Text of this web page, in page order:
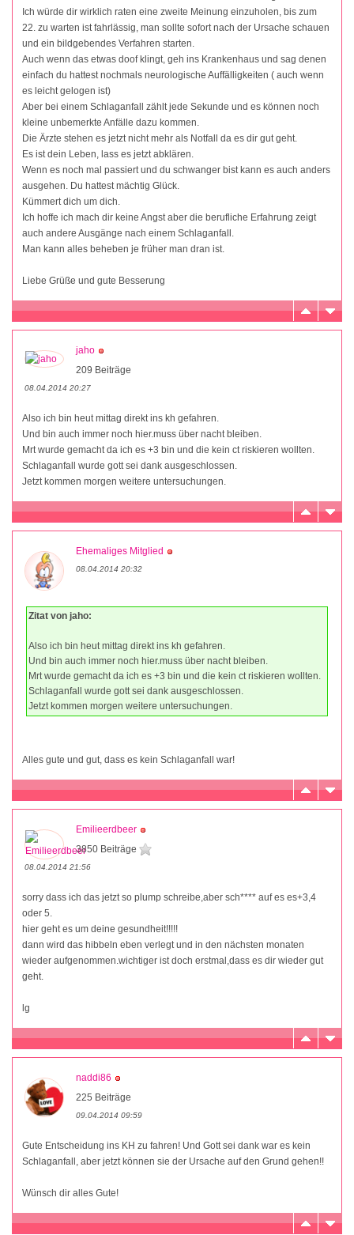
Ich würde dir wirklich raten eine zweite Meinung einzuholen, bis zum
22. zu warten ist fahrlässig, man sollte sofort nach der Ursache schauen
und ein bildgebendes Verfahren starten.
Auch wenn das etwas doof klingt, geh ins Krankenhaus und sag denen
einfach du hattest nochmals neurologische Auffälligkeiten ( auch wenn
es leicht gelogen ist)
Aber bei einem Schlaganfall zählt jede Sekunde und es können noch
kleine unbemerkte Anfälle dazu kommen.
Die Ärzte stehen es jetzt nicht mehr als Notfall da es dir gut geht.
Es ist dein Leben, lass es jetzt abklären.
Wenn es noch mal passiert und du schwanger bist kann es auch anders
ausgehen. Du hattest mächtig Glück.
Kümmert dich um dich.
Ich hoffe ich mach dir keine Angst aber die berufliche Erfahrung zeigt
auch andere Ausgänge nach einem Schlaganfall.
Man kann alles beheben je früher man dran ist.
Liebe Grüße und gute Besserung
jaho
209 Beiträge
08.04.2014 20:27
Also ich bin heut mittag direkt ins kh gefahren.
Und bin auch immer noch hier.muss über nacht bleiben.
Mrt wurde gemacht da ich es +3 bin und die kein ct riskieren wollten.
Schlaganfall wurde gott sei dank ausgeschlossen.
Jetzt kommen morgen weitere untersuchungen.
Ehemaliges Mitglied
08.04.2014 20:32
Zitat von jaho:
Also ich bin heut mittag direkt ins kh gefahren.
Und bin auch immer noch hier.muss über nacht bleiben.
Mrt wurde gemacht da ich es +3 bin und die kein ct riskieren wollten.
Schlaganfall wurde gott sei dank ausgeschlossen.
Jetzt kommen morgen weitere untersuchungen.
Alles gute und gut, dass es kein Schlaganfall war!
Emilieerdbeer
3850 Beiträge
08.04.2014 21:56
sorry dass ich das jetzt so plump schreibe,aber sch**** auf es es+3,4
oder 5.
hier geht es um deine gesundheit!!!!!
dann wird das hibbeln eben verlegt und in den nächsten monaten
wieder aufgenommen.wichtiger ist doch erstmal,dass es dir wieder gut
geht.
lg
naddi86
225 Beiträge
09.04.2014 09:59
Gute Entscheidung ins KH zu fahren! Und Gott sei dank war es kein
Schlaganfall, aber jetzt können sie der Ursache auf den Grund gehen!!
Wünsch dir alles Gute!